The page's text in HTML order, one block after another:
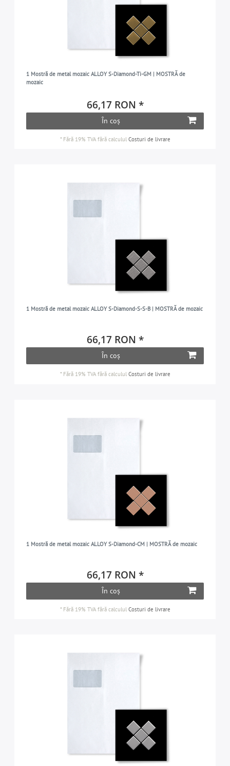
1 Mostră de metal mozaic ALLOY S-Diamond-Ti-GM | MOSTRĂ de
mozaic
66,17 RON *
În coș
* Fără 19% TVAfără calculul Costuri de livrare
1 Mostră de metal mozaic ALLOY S-Diamond-S-S-B | MOSTRĂ de mozaic
66,17 RON *
În coș
* Fără 19% TVAfără calculul Costuri de livrare
1 Mostră de metal mozaic ALLOY S-Diamond-CM | MOSTRĂ de mozaic
66,17 RON *
În coș
* Fără 19% TVAfără calculul Costuri de livrare